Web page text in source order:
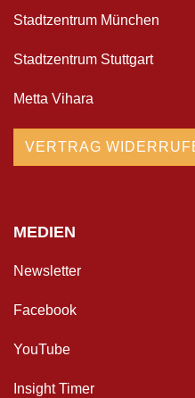
Stadtzentrum München
Stadtzentrum Stuttgart
Metta Vihara
VERTRAG
MEDIEN
Newsletter
Facebook
YouTube
Insight Timer